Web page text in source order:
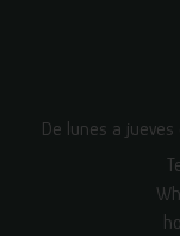
De lunes a